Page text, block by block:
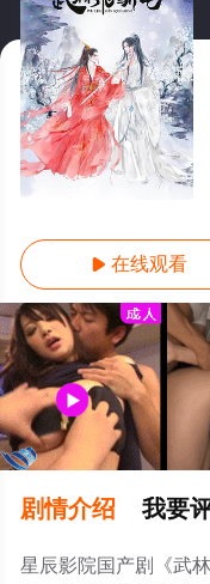
1-22全集/大结局
 在线观看
剧情介绍 我要
星辰影院国产剧《武